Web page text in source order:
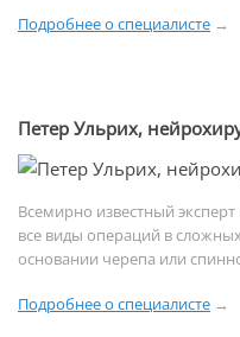
Подробнее о специалисте →
Петер Ульрих,
Всемирно известный
все виды операций в
основании черепа или
Подробнее о специалисте →